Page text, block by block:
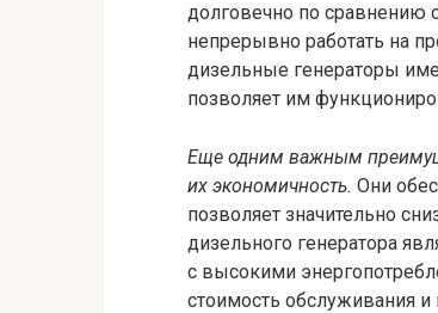
долговечно по сравнению
непрерывно работать на
дизельные генераторы
позволяет им
Еще одним важным
их экономичность. Они
позволяет значительно
дизельного генератора
с высокими
стоимость обслуживания и